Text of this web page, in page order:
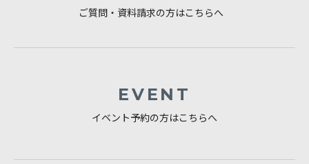
ご質問・資料請求の方はこちらへ
EVENT
イベント予約の方はこちらへ